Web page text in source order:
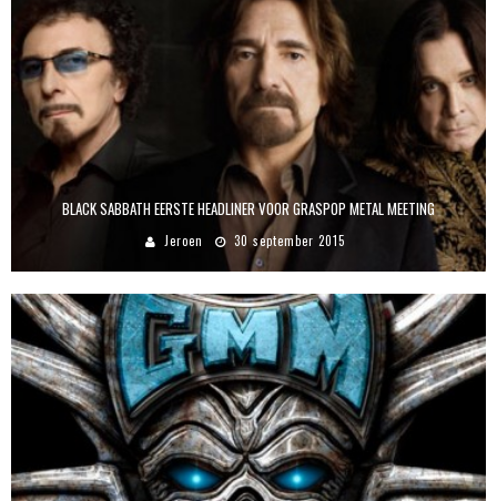
BLACK SABBATH EERSTE HEADLINER VOOR GRASPOP METAL MEETING
Jeroen 30 september 2015